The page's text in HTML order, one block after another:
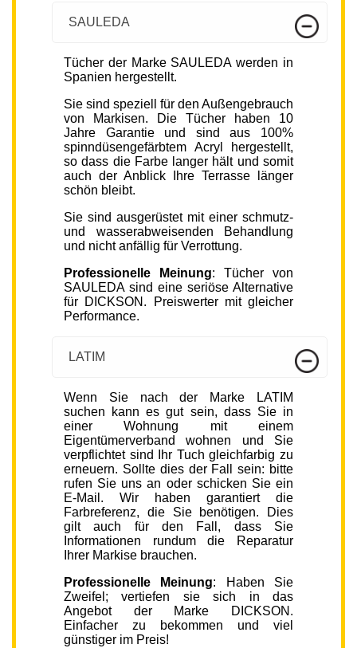
SAULEDA
Tücher der Marke SAULEDA werden in
Spanien hergestellt.
Sie sind speziell für den Außengebrauch
von Markisen. Die Tücher haben 10
Jahre Garantie und sind aus 100%
spinndüsengefärbtem Acryl hergestellt,
so dass die Farbe langer hält und somit
auch der Anblick Ihre Terrasse länger
schön bleibt.
Sie sind ausgerüstet mit einer schmutz-
und wasserabweisenden Behandlung
und nicht anfällig für Verrottung.
Professionelle Meinung: Tücher von
SAULEDA sind eine seriöse Alternative
für DICKSON. Preiswerter mit gleicher
Performance.
LATIM
Wenn Sie nach der Marke LATIM
suchen kann es gut sein, dass Sie in
einer Wohnung mit einem
Eigentümerverband wohnen und Sie
verpflichtet sind Ihr Tuch gleichfarbig zu
erneuern. Sollte dies der Fall sein: bitte
rufen Sie uns an oder schicken Sie ein
E-Mail. Wir haben garantiert die
Farbreferenz, die Sie benötigen. Dies
gilt auch für den Fall, dass Sie
Informationen rundum die Reparatur
Ihrer Markise brauchen.
Professionelle Meinung: Haben Sie
Zweifel; vertiefen sie sich in das
Angebot der Marke DICKSON.
Einfacher zu bekommen und viel
günstiger im Preis!